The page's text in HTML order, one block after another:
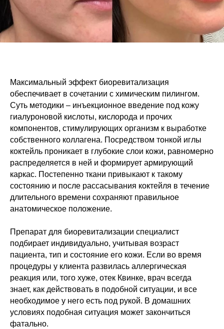
Максимальный эффект биоревитализация
обеспечивает в сочетании с химическим пилингом.
Суть методики – инъекционное введение под кожу
гиалуроновой кислоты, кислорода и прочих
компонентов, стимулирующих организм к выработке
собственного коллагена. Посредством тонкой иглы
коктейль проникает в глубокие слои кожи, равномерно
распределяется в ней и формирует армирующий
каркас. Постепенно ткани привыкают к такому
состоянию и после рассасывания коктейля в течение
длительного времени сохраняют правильное
анатомическое положение.
Препарат для биоревитализации специалист
подбирает индивидуально, учитывая возраст
пациента, тип и состояние его кожи. Если во время
процедуры у клиента развилась аллергическая
реакция или, того хуже, отек Квинке, врач всегда
знает, как действовать в подобной ситуации, и все
необходимое у него есть под рукой. В домашних
условиях подобная ситуация может закончиться
фатально.